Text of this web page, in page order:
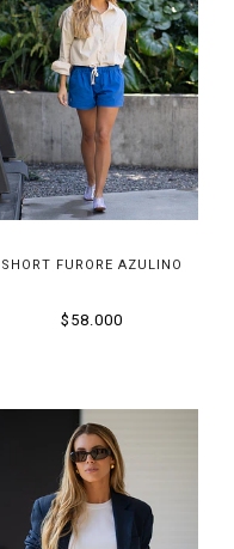
SHORT FURORE AZULINO
$58.000